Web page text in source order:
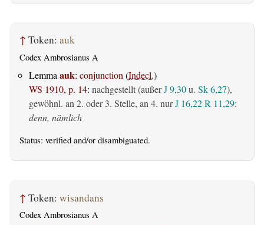
↑ Token: auk
Codex Ambrosianus A
Lemma auk: conjunction (Indecl.)
WS 1910, p. 14: nachgestellt (außerJ 9,30u. Sk 6,27),
gewöhnl. an 2. oder 3. Stelle, an 4. nurJ 16,22R 11,29:
denn, nämlich
Status: verified and/or disambiguated.
↑ Token: wisandans
Codex Ambrosianus A